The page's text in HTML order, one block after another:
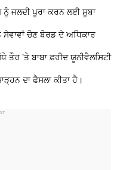
ਨੂੰ ਜਲਦੀ ਪੂਰਾ ਕਰਨ ਲਈ ਸੂਬਾ
ਚੋਣ ਬੋਰਡ ਦੇ ਅਧਿਕਾਰ
’ਤੇ ਬਾਬਾ ਫ਼ਰੀਦ ਯੂਨੀਵੈਲਸਿਟੀ
ਦਾ ਫੈਸਲਾ ਕੀਤਾ ਹੈ।